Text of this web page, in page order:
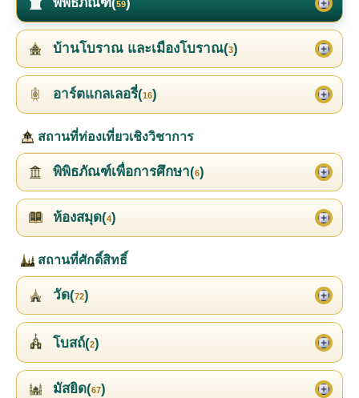
59
บ้านโบราณ และเมืองโบราณ(3)
อาร์ตแกลเลอรี่(16)
สถานที่ท่องเที่ยวเชิงวิชาการ
พิพิธภัณฑ์เพื่อการศึกษา(6)
ห้องสมุด(4)
สถานที่ศักดิ์สิทธิ์
วัด(72)
โบสถ์(2)
มัสยิด(67)